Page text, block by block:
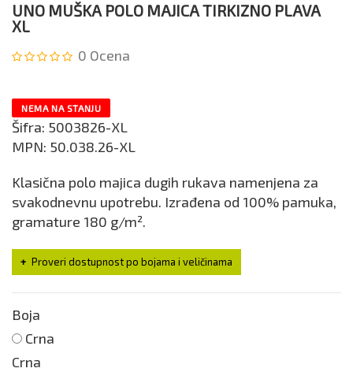
UNO MUŠKA POLO MAJICA TIRKIZNO PLAVA
XL
0 Ocena
NEMA NA STANJU
Šifra: 5003826-XL
MPN: 50.038.26-XL
Klasična polo majica dugih rukava namenjena za
svakodnevnu upotrebu. Izrađena od 100% pamuka,
gramature 180 g/m².
Proveri dostupnost po bojama i veličinama
Boja
Crna
Crna